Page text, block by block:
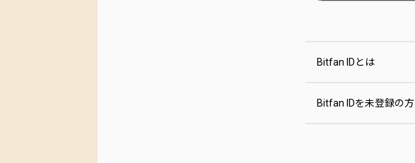
Bitfan IDとは
Bitfan IDを未登録の方